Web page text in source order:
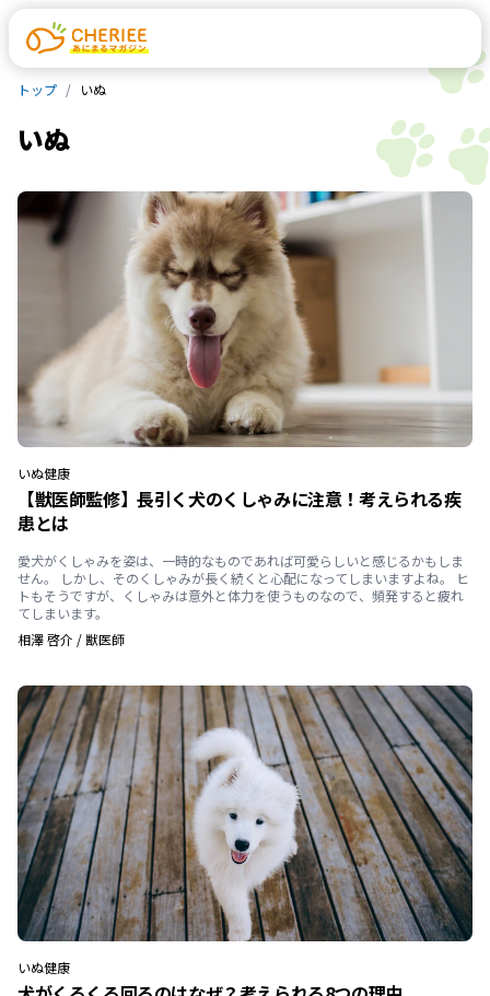
トップ いぬ
いぬ
いぬ健康
【獣医師監修】長引く犬のくしゃみに注意！考えられる疾
患とは
愛犬がくしゃみを姿は、一時的なものであれば可愛らしいと感じるかもしま
せん。 しかし、そのくしゃみが長く続くと心配になってしまいますよね。 ヒ
トもそうですが、くしゃみは意外と体力を使うものなので、頻発すると疲れ
てしまいます。
相澤 啓介 /獣医師
いぬ健康